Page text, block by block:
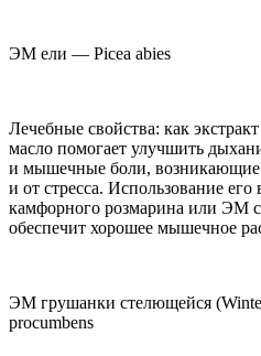
ЭМ ели — Picea abies
Лечебные свойства: как
масло помогает улучшить
и мышечные боли, возникающие
и от стресса. Использование
камфорного розмарина или ЭМ
обеспечит хорошее мышечное
ЭМ грушанки стелющейся
procumbens